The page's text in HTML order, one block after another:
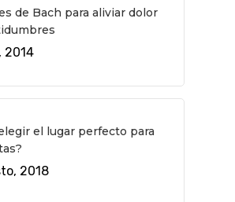
de Bach para aliviar dolor
2014
el lugar perfecto para
2018
Planes
GASTRO